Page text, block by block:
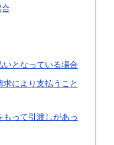
となっている場合
により支払うこと
って引渡しがあっ